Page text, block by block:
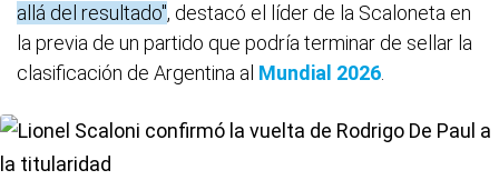
allá del resultado", destacó el líder de la Scaloneta en
la previa de un partido que podría terminar de sellar la
clasificación de Argentina al Mundial 2026